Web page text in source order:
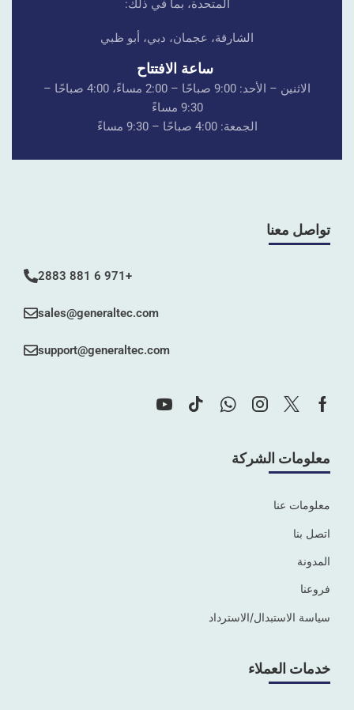
المتحدة، بما في ذلك:
الشارقة، عجمان، دبي، أبو ظبي
ساعة الافتتاح
الاثنين – الأحد: 9:00 صباحًا – 2:00 مساءً، 4:00 صباحًا –
9:30 مساءً
الجمعة: 4:00 صباحًا – 9:30 مساءً
تواصل معنا
+971 6 881 2883
sales@generaltec.com
support@generaltec.com
معلومات الشركة
معلومات عنا
اتصل بنا
المدونة
فروعنا
سياسة الاستبدال/الاسترداد
خدمات العملاء